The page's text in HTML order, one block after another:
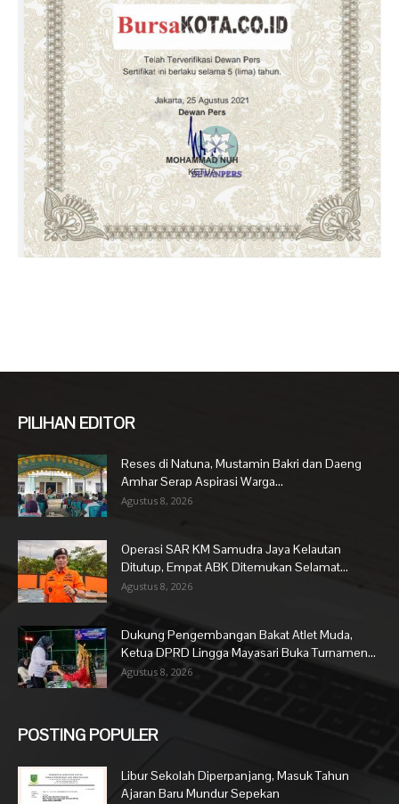
PILIHAN EDITOR
Reses di Natuna, Mustamin Bakri dan Daeng
Amhar Serap Aspirasi Warga...
Agustus 8, 2026
Operasi SAR KM Samudra Jaya Kelautan
Ditutup, Empat ABK Ditemukan Selamat...
Agustus 8, 2026
Dukung Pengembangan Bakat Atlet Muda,
Ketua DPRD Lingga Mayasari Buka Turnamen...
Agustus 8, 2026
POSTING POPULER
Libur Sekolah Diperpanjang, Masuk Tahun
Ajaran Baru Mundur Sepekan